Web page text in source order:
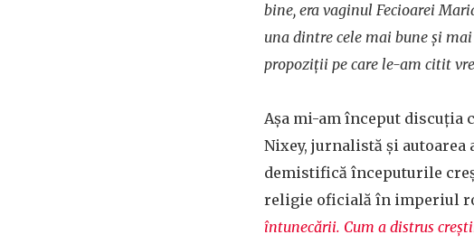
bine, era vaginul Fecioarei
una dintre cele mai bune și
propoziții pe care le-am citit
Așa mi-am început discuția
Nixey, jurnalistă și autoarea
demistifică începuturile
religie oficială în imperiul
întunecării. Cum a distrus